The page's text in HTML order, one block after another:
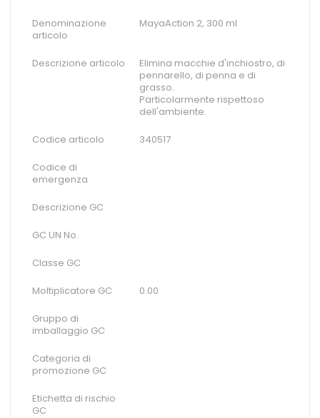
Denominazione
articolo
MayaAction 2, 300 ml
Descrizione articolo
Elimina macchie d'inchiostro, di
pennarello, di penna e di
grasso.
Particolarmente rispettoso
dell'ambiente.
Codice articolo 340517
Codice di
emergenza
Descrizione GC
GC UN No.
Classe GC
Moltiplicatore GC 0.00
Gruppo di
imballaggio GC
Categoria di
promozione GC
Etichetta di rischio
GC